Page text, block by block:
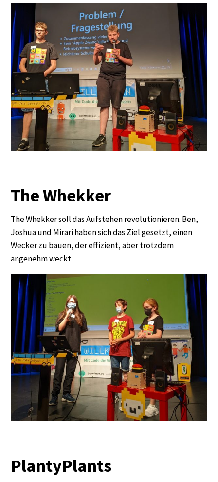
The Whekker
The Whekker soll das Aufstehen revolutionieren. Ben,
Joshua und Mirari haben sich das Ziel gesetzt, einen
Wecker zu bauen, der effizient, aber trotzdem
angenehm weckt.
PlantyPlants